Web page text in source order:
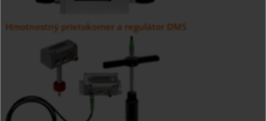
Hmotnostný prietokomer a regulátor DMS